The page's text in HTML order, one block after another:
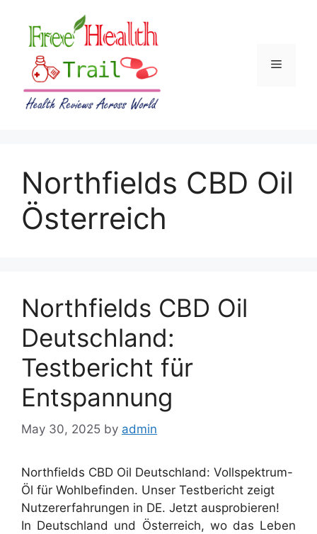
content
Menu
Northfields CBD Oil
Österreich
Northfields CBD Oil
Deutschland:
Testbericht für
Entspannung
May 30, 2025 by admin
Northfields CBD Oil Deutschland: Vollspektrum-
Öl für Wohlbefinden. Unser Testbericht zeigt
Nutzererfahrungen in DE. Jetzt ausprobieren!
In Deutschland und Österreich, wo das Leben